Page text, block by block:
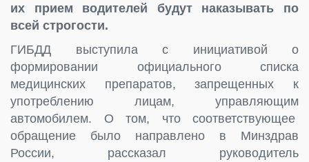
их прием водителей будут наказывать по
всей строгости.
ГИБДД выступила с инициативой о
формировании официального списка
медицинских препаратов, запрещенных к
употреблению лицам, управляющим
автомобилем. О том, что соответствующее
обращение было направлено в Минздрав
России, рассказал руководитель